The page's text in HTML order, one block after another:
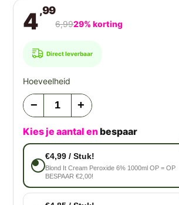
4,99
6,9929% korting
Direct leverbaar
Hoeveelheid
− +
Kies je aantal enbespaar
€4,99 / Stuk!
Blond It Cream Peroxide 6% 1000ml OP = OP
BESPAAR €2,00!